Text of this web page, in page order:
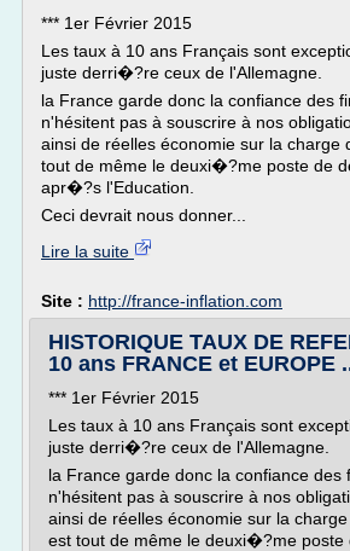
*** 1er Février 2015
Les taux à 10 ans Français sont
juste derri�?re ceux de l'Allemagne.
la France garde donc la confiance des
n'hésitent pas à souscrire à nos
ainsi de réelles économie sur la charge
tout de même le deuxi�?me poste de
apr�?s l'Education.
Ceci devrait nous donner...
Lire la suite
Site : http://france-inflation.com
HISTORIQUE TAUX DE
10 ans FRANCE et EUROPE
*** 1er Février 2015
Les taux à 10 ans Français sont
juste derri�?re ceux de l'Allemagne.
la France garde donc la confiance des
n'hésitent pas à souscrire à nos
ainsi de réelles économie sur la
est tout de même le deuxi�?me poste